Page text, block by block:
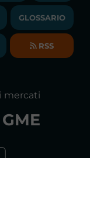
GLOSSARIO
RSS
mercati